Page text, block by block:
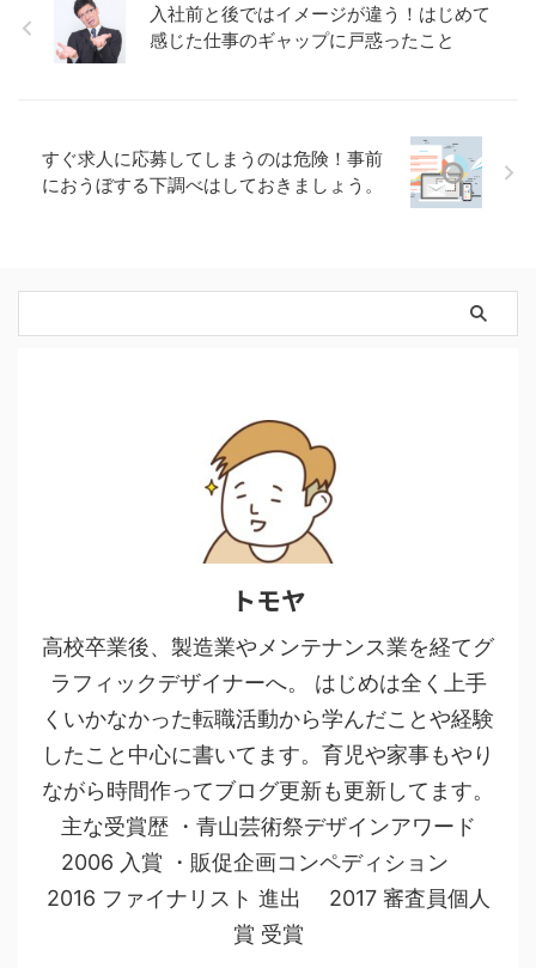
入社前と後ではイメージが違う！はじめて
感じた仕事のギャップに戸惑ったこと
すぐ求人に応募してしまうのは危険！事前
におうぼする下調べはしておきましょう。
トモヤ
高校卒業後、製造業やメンテナンス業を経てグ
ラフィックデザイナーへ。 はじめは全く上手
くいかなかった転職活動から学んだことや経験
したこと中心に書いてます。育児や家事もやり
ながら時間作ってブログ更新も更新してます。
主な受賞歴 ・青山芸術祭デザインアワード
2006 入賞 ・販促企画コンペディション
2016 ファイナリスト 進出 2017 審査員個人
賞 受賞